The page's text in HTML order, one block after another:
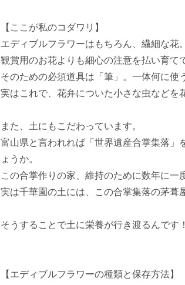
【ここが私のコダワリ】
エディブルフラワーはもちろん、繊細な
観賞用のお花よりも細心の注意を払い育て
そのための必須道具は「筆」。一体何に使
実はこれで、花弁についた小さな虫などを
また、土にもこだわっています。
富山県と言われれば「世界遺産合掌集落」
ょうか。
この合掌作りの家、維持のために数年に一
実は千華園の土には、この合掌集落の茅葺
そうすることで土に栄養が行き渡るんです！
【エディブルフラワーの種類と保存方法】